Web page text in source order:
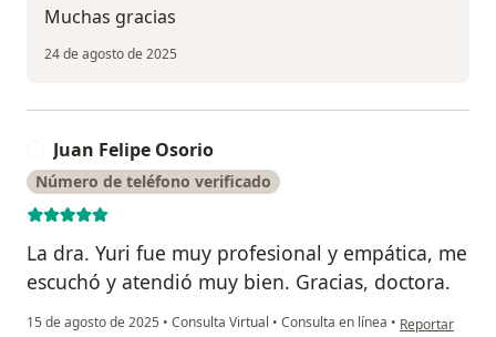
Muchas gracias
24 de agosto de 2025
Juan Felipe Osorio
Número de teléfono verificado
La dra. Yuri fue muy profesional y empática, me
escuchó y atendió muy bien. Gracias, doctora.
15 de agosto de 2025 • Consulta Virtual • Consulta en línea • en opinión del
Reportar